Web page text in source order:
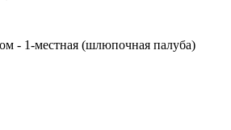
- 1-местная (шлюпочная палуба)